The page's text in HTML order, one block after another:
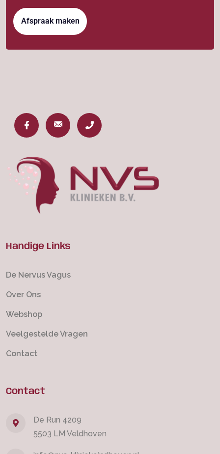
Afspraak maken
Handige Links
De Nervus Vagus
Over Ons
Webshop
Veelgestelde Vragen
Contact
Contact
De Run 4209
5503 LM Veldhoven